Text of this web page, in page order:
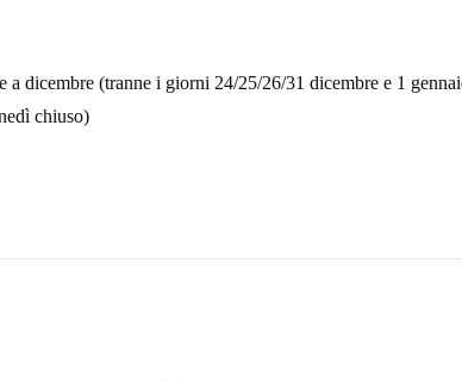
a dicembre (tranne i giorni 24/25/26/31 dicembre e 1
chiuso)